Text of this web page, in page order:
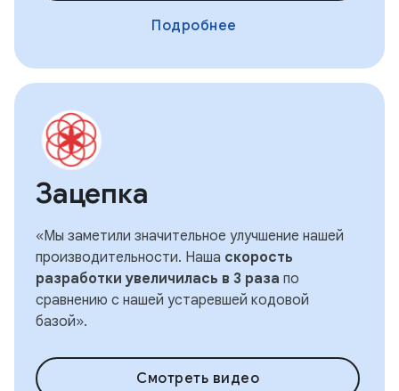
Подробнее
Зацепка
«Мы заметили значительное улучшение нашей
производительности. Наша скорость
разработки увеличилась в 3 раза по
сравнению с нашей устаревшей кодовой
базой».
Смотреть видео